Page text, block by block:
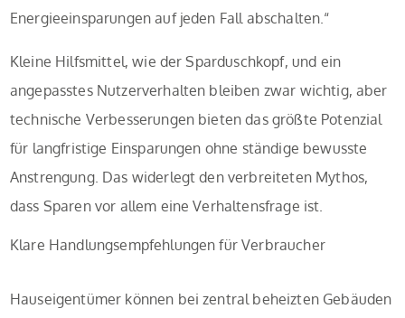
Energieeinsparungen auf jeden Fall abschalten.“
Kleine Hilfsmittel, wie der Sparduschkopf, und ein
angepasstes Nutzerverhalten bleiben zwar wichtig, aber
technische Verbesserungen bieten das größte Potenzial
für langfristige Einsparungen ohne ständige bewusste
Anstrengung. Das widerlegt den verbreiteten Mythos,
dass Sparen vor allem eine Verhaltensfrage ist.
Klare Handlungsempfehlungen für Verbraucher
Hauseigentümer können bei zentral beheizten Gebäuden